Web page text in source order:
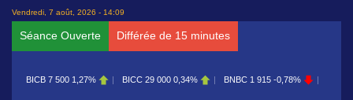
Vendredi, 7 août, 2026 - 14:09
Séance Ouverte Différée de 15 minutes
BICB 7 500 1,27% BICC 29 000 0,34% BNBC 1 915 -0,78%